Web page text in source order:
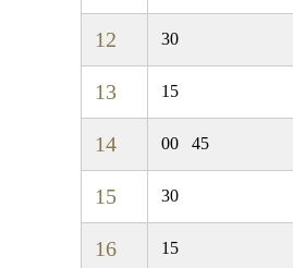
12 30
13 15
14 00 45
15 30
16 15